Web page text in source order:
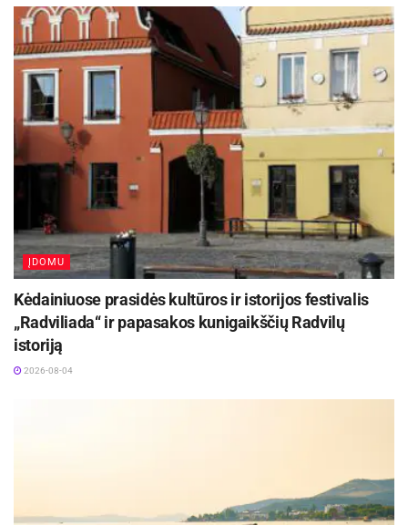
ĮDOMU
Kėdainiuose prasidės kultūros ir istorijos festivalis
„Radviliada“ ir papasakos kunigaikščių Radvilų
istoriją
2026-08-04